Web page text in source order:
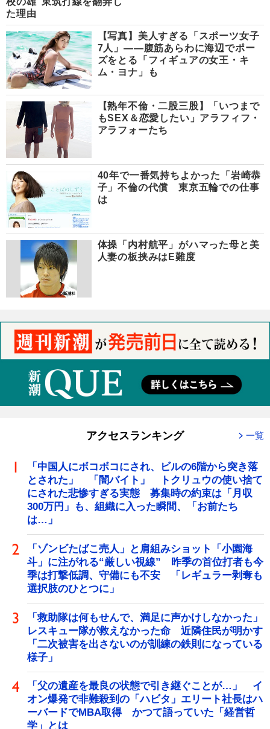
た理由
【写真】美人すぎる「スポーツ女子
7人」――腹筋あらわに海辺でポー
ズをとる「フィギュアの女王・キ
ム・ヨナ」も
【熟年不倫・二股三股】「いつまで
もSEX＆恋愛したい」アラフィフ・
アラフォーたち
40年で一番気持ちよかった「岩崎恭
子」不倫の代償 東京五輪での仕事
は
体操「内村航平」がハマった母と美
人妻の板挟みはE難度
アクセスランキング 一覧
「中国人にボコボコにされ、ビルの6階から突き落
とされた」 「闇バイト」 トクリュウの使い捨て
にされた悲惨すぎる実態 募集時の約束は「月収
300万円」も、組織に入った瞬間、「お前たち
は…」
「ゾンビたばこ売人」と肩組みショット「小園海
斗」に注がれる“厳しい視線” 昨季の首位打者も今
季は打撃低調、守備にも不安 「レギュラー剥奪も
選択肢のひとつに」
「救助隊は何もせんで、満足に声かけしなかった」
レスキュー隊が救えなかった命 近隣住民が明かす
「二次被害を出さないのが訓練の鉄則になっている
様子」
「父の遺産を最良の状態で引き継ぐことが…」 イ
オン爆発で非難殺到の「ハビタ」エリート社長はハ
ーバードでMBA取得 かつて語っていた「経営哲
学」とは